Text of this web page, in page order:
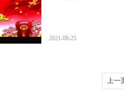
2021-08-25
上一